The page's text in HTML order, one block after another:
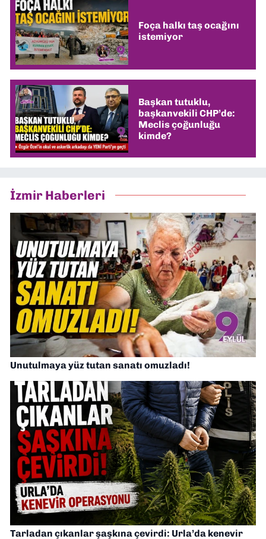
Foça halkı taş ocağını
istemiyor
Başkan tutuklu,
başkanvekili CHP’de:
Meclis çoğunluğu
kimde?
İzmir Haberleri
Unutulmaya yüz tutan sanatı omuzladı!
Tarladan çıkanlar şaşkına çevirdi: Urla’da kenevir